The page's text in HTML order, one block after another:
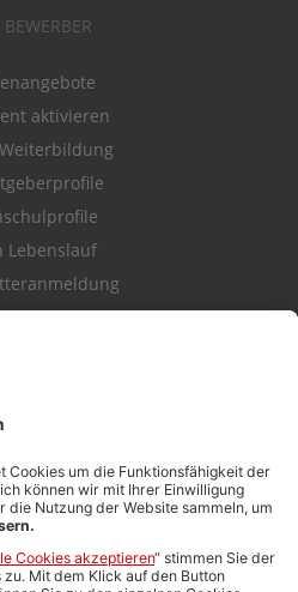
BEWERBER
aktivieren
Lebenslauf
den Stellenkatalog
AGB
Daten